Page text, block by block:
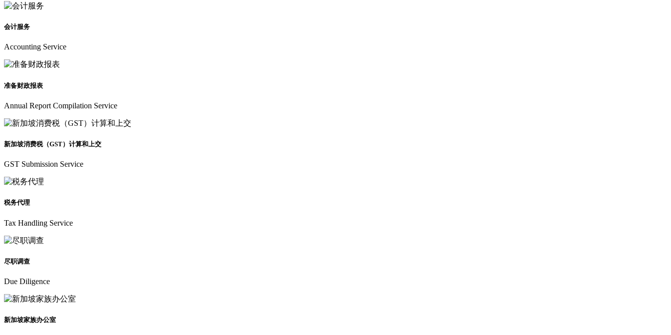
会计服务
Accounting Service
准备财政报表
Annual Report Compilation Service
新加坡消费税（GST）计算和上交
GST Submission Service
税务代理
Tax Handling Service
尽职调查
Due Diligence
新加坡家族办公室